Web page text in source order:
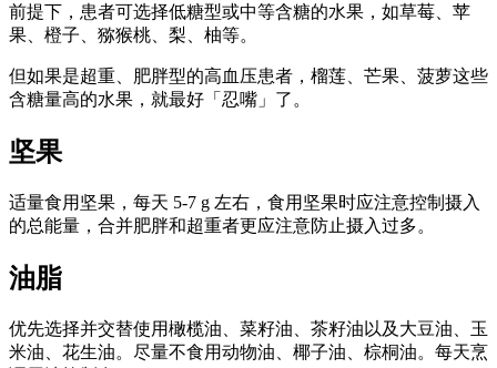
前提下，患者可选择低糖型或中等含糖的水果，如草莓、苹
果、橙子、猕猴桃、梨、柚等。
但如果是超重、肥胖型的高血压患者，榴莲、芒果、菠萝这些
含糖量高的水果，就最好「忍嘴」了。
坚果
适量食用坚果，每天 5-7 g 左右，食用坚果时应注意控制摄入
的总能量，合并肥胖和超重者更应注意防止摄入过多。
油脂
优先选择并交替使用橄榄油、菜籽油、茶籽油以及大豆油、玉
米油、花生油。尽量不食用动物油、椰子油、棕桐油。每天烹